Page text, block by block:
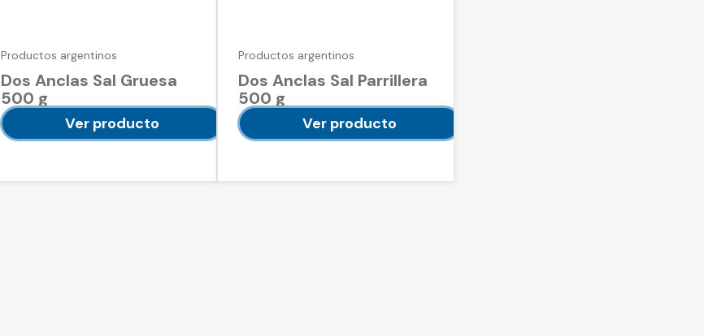
Productos argentinos
Dos Anclas Sal Gruesa
500 g
Productos argentinos
Dos Anclas Sal Parrillera
500 g